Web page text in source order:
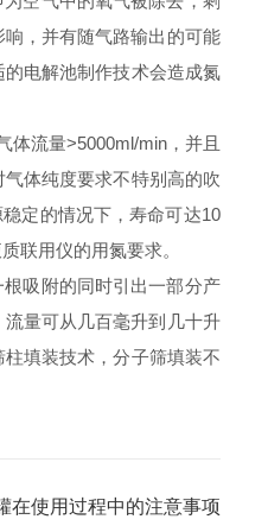
，并有随气路输出的可能
电解池制作技术会造成氮
流量>5000ml/min，并且
体纯度要求不特别高的吹
定的情况下，寿命可达10
联用仪的用氮要求。
吸附的同时引出一部分产
量可从几百毫升到几十升
填装技术，分子筛填装不
在使用过程中的注意事项